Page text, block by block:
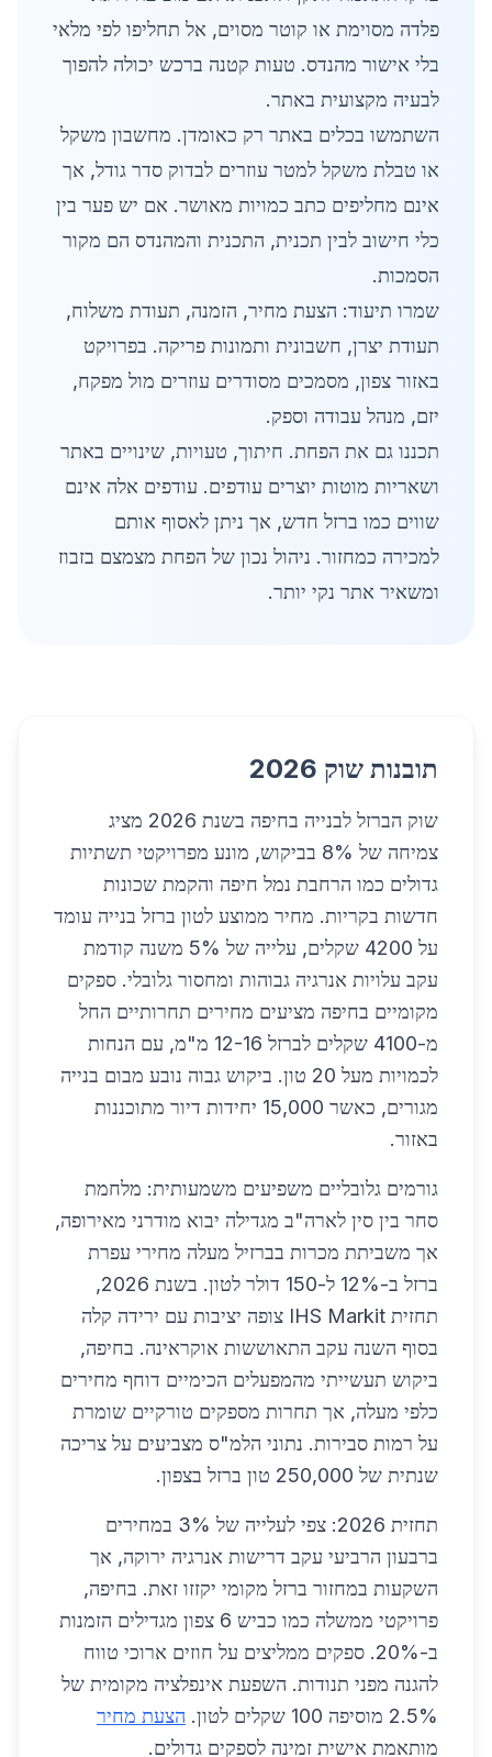
פלדה מסוימת או קוטר מסוים, אל תחליפו לפי מלאי
בלי אישור מהנדס. טעות קטנה ברכש יכולה להפוך
לבעיה מקצועית באתר.
השתמשו בכלים באתר רק כאומדן. מחשבון משקל
או טבלת משקל למטר עוזרים לבדוק סדר גודל, אך
אינם מחליפים כתב כמויות מאושר. אם יש פער בין
כלי חישוב לבין תכנית, התכנית והמהנדס הם מקור
הסמכות.
שמרו תיעוד: הצעת מחיר, הזמנה, תעודת משלוח,
תעודת יצרן, חשבונית ותמונות פריקה. בפרויקט
באזור צפון, מסמכים מסודרים עוזרים מול מפקח,
יזם, מנהל עבודה וספק.
תכננו גם את הפחת. חיתוך, טעויות, שינויים באתר
ושאריות מוטות יוצרים עודפים. עודפים אלה אינם
שווים כמו ברזל חדש, אך ניתן לאסוף אותם
למכירה כמחזור. ניהול נכון של הפחת מצמצם בזבוז
ומשאיר אתר נקי יותר.
תובנות שוק 2026
שוק הברזל לבנייה בחיפה בשנת 2026 מציג
צמיחה של 8% בביקוש, מונע מפרויקטי תשתיות
גדולים כמו הרחבת נמל חיפה והקמת שכונות
חדשות בקריות. מחיר ממוצע לטון ברזל בנייה עומד
על 4200 שקלים, עלייה של 5% משנה קודמת
עקב עלויות אנרגיה גבוהות ומחסור גלובלי. ספקים
מקומיים בחיפה מציעים מחירים תחרותיים החל
מ-4100 שקלים לברזל 12-16 מ"מ, עם הנחות
לכמויות מעל 20 טון. ביקוש גבוה נובע מבום בנייה
מגורים, כאשר 15,000 יחידות דיור מתוכננות
באזור.
גורמים גלובליים משפיעים משמעותית: מלחמת
סחר בין סין לארה"ב מגדילה יבוא מודרני מאירופה,
אך משביתת מכרות בברזיל מעלה מחירי עפרת
ברזל ב-12% ל-150 דולר לטון. בשנת 2026,
תחזית IHS Markit צופה יציבות עם ירידה קלה
בסוף השנה עקב התאוששות אוקראינה. בחיפה,
ביקוש תעשייתי מהמפעלים הכימיים דוחף מחירים
כלפי מעלה, אך תחרות מספקים טורקיים שומרת
על רמות סבירות. נתוני הלמ"ס מצביעים על צריכה
שנתית של 250,000 טון ברזל בצפון.
תחזית 2026: צפי לעלייה של 3% במחירים
ברבעון הרביעי עקב דרישות אנרגיה ירוקה, אך
השקעות במחזור ברזל מקומי יקזזו זאת. בחיפה,
פרויקטי ממשלה כמו כביש 6 צפון מגדילים הזמנות
ב-20%. ספקים ממליצים על חוזים ארוכי טווח
להגנה מפני תנודות. השפעת אינפלציה מקומית של
2.5% מוסיפה 100 שקלים לטון.
הצעת מחיר
מותאמת אישית זמינה לספקים גדולים.